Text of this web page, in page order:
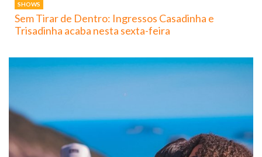
SHOWS
Sem Tirar de Dentro: Ingressos Casadinha e
Trisadinha acaba nesta sexta-feira